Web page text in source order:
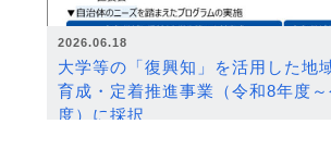
2026.06.18
大学等の「復興知」を活用した地
育成・定着推進事業（令和8年度
度）に採択